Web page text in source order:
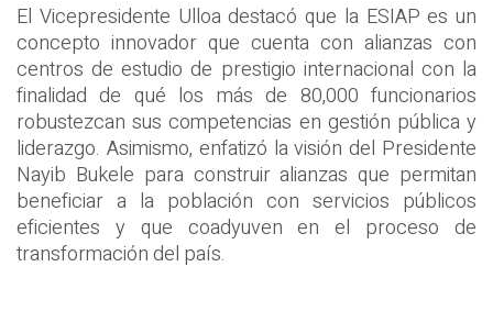
El Vicepresidente Ulloa destacó que la ESIAP es un
concepto innovador que cuenta con alianzas con
centros de estudio de prestigio internacional con la
finalidad de qué los más de 80,000 funcionarios
robustezcan sus competencias en gestión pública y
liderazgo. Asimismo, enfatizó la visión del Presidente
Nayib Bukele para construir alianzas que permitan
beneficiar a la población con servicios públicos
eficientes y que coadyuven en el proceso de
transformación del país.